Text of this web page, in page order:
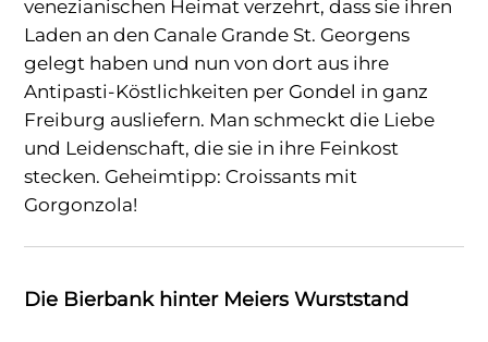
venezianischen Heimat verzehrt, dass sie ihren
Laden an den Canale Grande St. Georgens
gelegt haben und nun von dort aus ihre
Antipasti-Köstlichkeiten per Gondel in ganz
Freiburg ausliefern. Man schmeckt die Liebe
und Leidenschaft, die sie in ihre Feinkost
stecken. Geheimtipp: Croissants mit
Gorgonzola!
Die Bierbank hinter Meiers Wurststand